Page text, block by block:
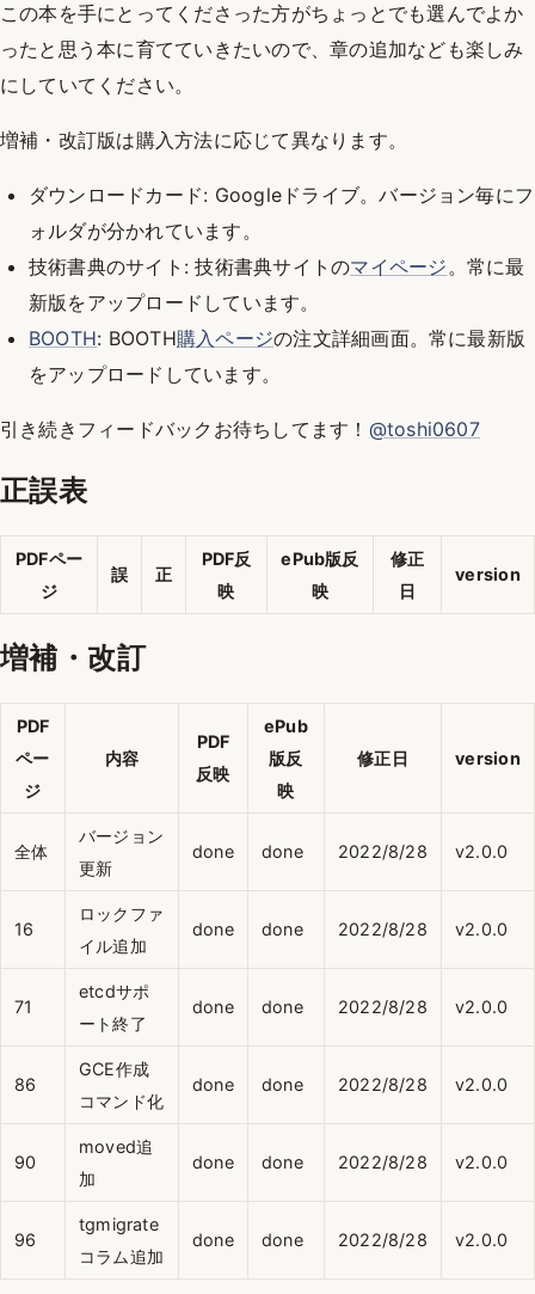
この本を手にとってくださった方がちょっとでも選んでよか
ったと思う本に育てていきたいので、章の追加なども楽しみ
にしていてください。
増補・改訂版は購入方法に応じて異なります。
ダウンロードカード: Googleドライブ。バージョン毎にフ
ォルダが分かれています。
技術書典のサイト: 技術書典サイトのマイページ。常に最
新版をアップロードしています。
BOOTH: BOOTH購入ページの注文詳細画面。常に最新版
をアップロードしています。
引き続きフィードバックお待ちしてます！ @toshi0607
正誤表
PDFペー
ジ
誤 正
PDF反
映
ePub版反
映
修正
日
version
増補・改訂
PDF
ペー
ジ
内容
PDF
反映
ePub
版反
映
修正日 version
全体
バージョン
更新
done done 2022/8/28 v2.0.0
16
ロックファ
イル追加
done done 2022/8/28 v2.0.0
71
etcdサポ
ート終了
done done 2022/8/28 v2.0.0
86
GCE作成
コマンド化
done done 2022/8/28 v2.0.0
90
moved追
加
done done 2022/8/28 v2.0.0
96
tgmigrate
コラム追加
done done 2022/8/28 v2.0.0